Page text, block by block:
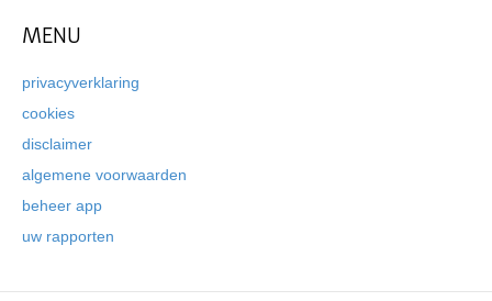
MENU
privacyverklaring
cookies
disclaimer
algemene voorwaarden
beheer app
uw rapporten